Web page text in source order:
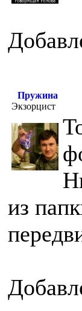
Пружина
Экзорцист
из